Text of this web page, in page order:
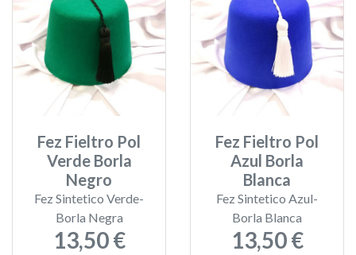
Fez Fieltro Pol
Verde Borla
Negro
Fez Sintetico Verde-
Borla Negra
13,50 €
Fez Fieltro Pol
Azul Borla
Blanca
Fez Sintetico Azul-
Borla Blanca
13,50 €